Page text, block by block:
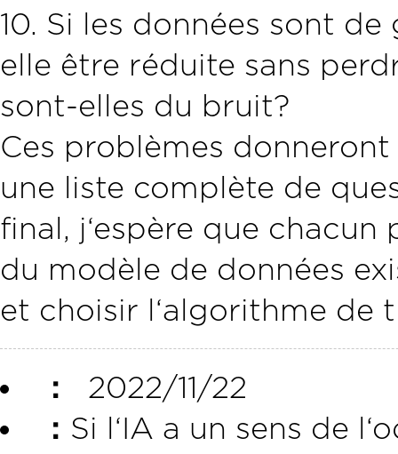
10. Si les données sont
elle être réduite sans
sont-elles du bruit?
Ces problèmes
une liste complète de
final, j‘espère que
du modèle de données
et choisir l‘algorithme de
：
2022/11/22
： Si l‘IA a un sens de